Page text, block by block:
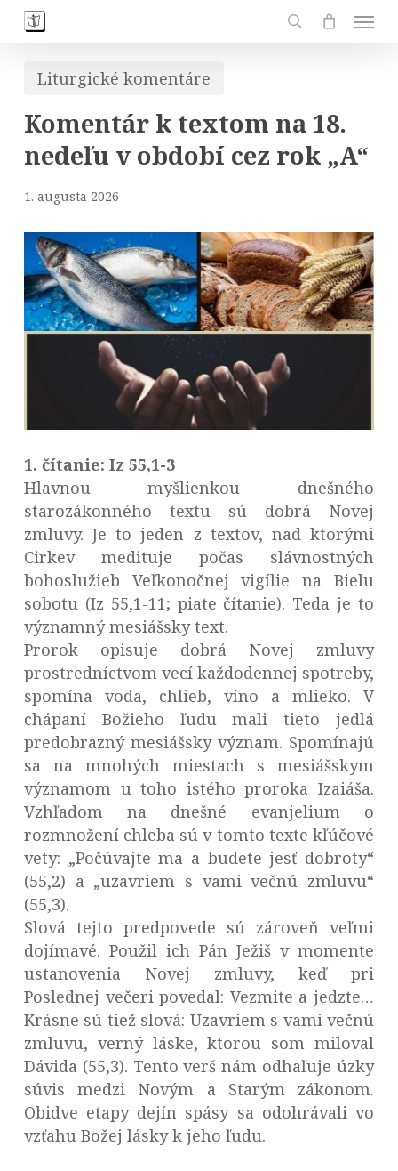
Skip
contentLiturgické komentáre
Komentár k textom na 18.
nedeľu v období cez rok „A“
1. augusta 2026
1. čítanie: Iz 55,1-3
Hlavnou myšlienkou dnešného
starozákonného textu sú dobrá Novej
zmluvy. Je to jeden z textov, nad ktorými
Cirkev medituje počas slávnostných
bohoslužieb Veľkonočnej vigílie na Bielu
sobotu (Iz 55,1-11; piate čítanie). Teda je to
významný mesiášsky text.
Prorok opisuje dobrá Novej zmluvy
prostredníctvom vecí každodennej spotreby,
spomína voda, chlieb, víno a mlieko. V
chápaní Božieho ľudu mali tieto jedlá
predobrazný mesiášsky význam. Spomínajú
sa na mnohých miestach s mesiášskym
významom u toho istého proroka Izaiáša.
Vzhľadom na dnešné evanjelium o
rozmnožení chleba sú v tomto texte kľúčové
vety: „Počúvajte ma a budete jesť dobroty“
(55,2) a „uzavriem s vami večnú zmluvu“
(55,3).
Slová tejto predpovede sú zároveň veľmi
dojímavé. Použil ich Pán Ježiš v momente
ustanovenia Novej zmluvy, keď pri
Poslednej večeri povedal: Vezmite a jedzte…
Krásne sú tiež slová: Uzavriem s vami večnú
zmluvu, verný láske, ktorou som miloval
Dávida (55,3). Tento verš nám odhaľuje úzky
súvis medzi Novým a Starým zákonom.
Obidve etapy dejín spásy sa odohrávali vo
vzťahu Božej lásky k jeho ľudu.